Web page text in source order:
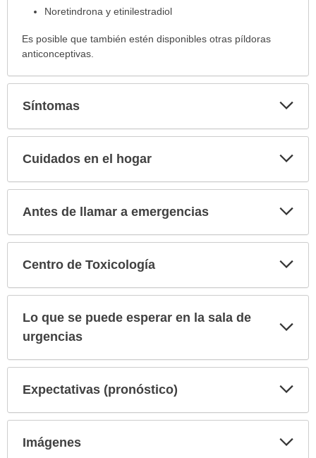
Noretindrona y etinilestradiol
Es posible que también estén disponibles otras píldoras
anticonceptivas.
Síntomas
Cuidados en el hogar
Antes de llamar a emergencias
Centro de Toxicología
Lo que se puede esperar en la sala de
urgencias
Expectativas (pronóstico)
Imágenes